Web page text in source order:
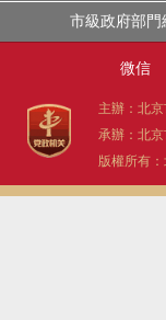
市級政府部門
微信
主辦：北
承辦：北
版權所有